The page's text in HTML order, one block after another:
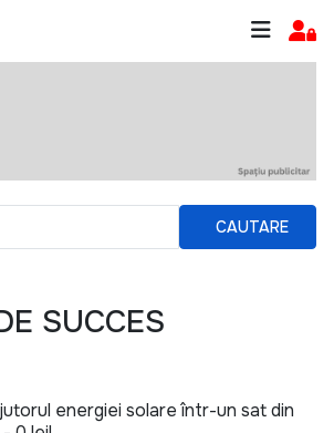
CAUTARE
SUCCES
energiei solare într-un sat din